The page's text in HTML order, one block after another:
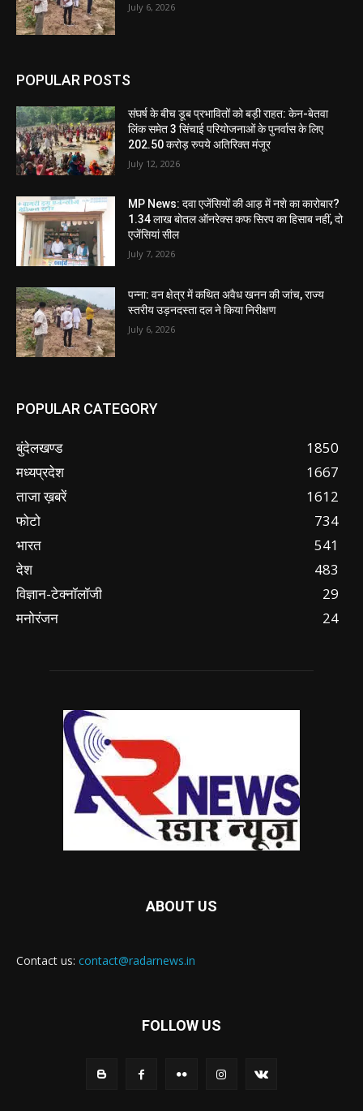
July 6, 2026
POPULAR POSTS
संघर्ष के बीच डूब प्रभावितों को बड़ी राहत: केन-बेतवा
लिंक समेत 3 सिंचाई परियोजनाओं के पुनर्वास के लिए
202.50 करोड़ रुपये अतिरिक्त मंजूर
July 12, 2026
MP News: दवा एजेंसियों की आड़ में नशे का कारोबार?
1.34 लाख बोतल ऑनरेक्स कफ सिरप का हिसाब नहीं, दो
एजेंसियां सील
July 7, 2026
पन्ना: वन क्षेत्र में कथित अवैध खनन की जांच, राज्य
स्तरीय उड़नदस्ता दल ने किया निरीक्षण
July 6, 2026
POPULAR CATEGORY
बुंदेलखण्ड
1850
मध्यप्रदेश
1667
ताजा ख़बरें
1612
फोटो
734
भारत
541
देश
483
विज्ञान-टेक्नॉलॉजी
29
मनोरंजन
24
ABOUT US
Contact us: contact@radarnews.in
FOLLOW US